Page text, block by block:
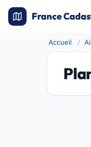
France
Accueil